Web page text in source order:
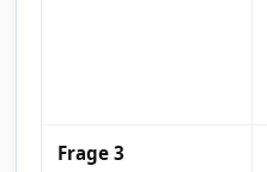
Frage 3